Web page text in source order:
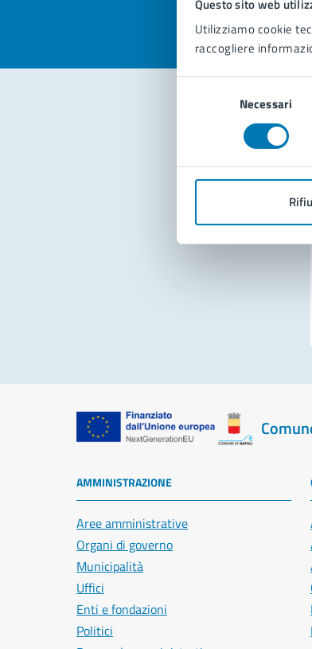
Questo sito web
Utilizziamo cookie
raccogliere
Necessari
AMMINISTRAZIONE
Aree amministrative
Organi di governo
Municipalità
Uffici
Enti e fondazioni
Politici